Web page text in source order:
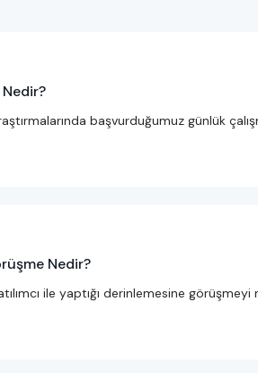
Nedir?
başvurduğumuz günlük
Nedir?
ile yaptığı derinlemesine görüşmeyi